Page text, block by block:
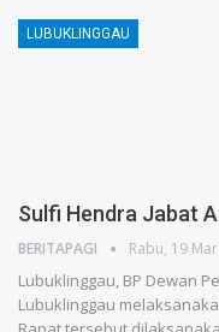
LUBUKLINGGAU
Sulfi Hendra Jabat
BERITAPAGI Rabu, 19
Lubuklinggau, BP Dewan
Lubuklinggau